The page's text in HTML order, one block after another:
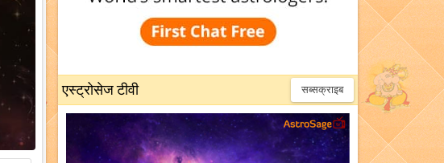
एस्ट्रोसेज टीवी सब्सक्राइब